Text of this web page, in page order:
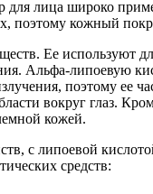
для лица широко
поэтому кожный
Ее используют
Альфа-липоевую
поэтому ее
вокруг глаз.
кожей.
с липоевой
средств: